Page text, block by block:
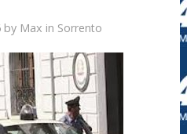
by Max in Sorrento